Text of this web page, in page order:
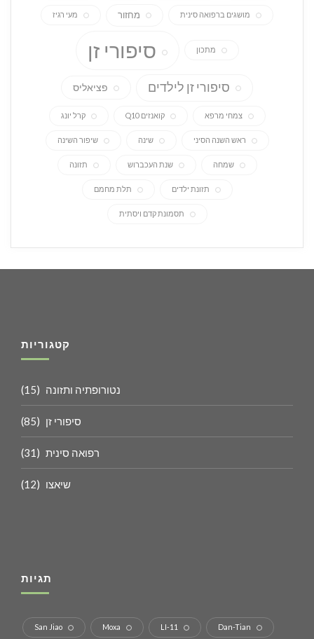
מושגים ברפואה סינית מחזור מעי רגיז
מתכון סיפורי זן
סיפורי זן לילדים פציאליס
צמחי מרפא קואנזים Q10 קרל יונג
ראש השנה הסיני שינה שיפור השינה
שמחה שנת העכברוש תזונה
תזונת ילדים תלת מחמם
תסמונת קדם ויסתית
קטגוריות
נטורופתיה ותזונה (15)
סיפורי זן (85)
רפואה סינית (31)
שיאצו (12)
תגיות
Dan-Tian
LI-11
Moxa
San Jiao